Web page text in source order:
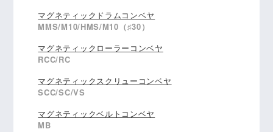
マグネティックドラムコンベヤ
MMS/M10/HMS/M10（♯30）
マグネティックローラーコンベヤ
RCC/RC
マグネティックスクリューコンベヤ
SCC/SC/VS
マグネティックベルトコンベヤ
MB